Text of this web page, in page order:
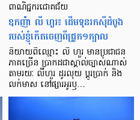
ពាណិជ្ជករជោគជ័យ
ឧកញ៉ា លី ហួរ៖ ដើមទុនរកស៊ីដំបូង
របស់ខ្ញុំកើតចេញពីជ្រូក១ក្បាល
និយាយ​ពី​ឈ្មោះ លី ហួរ មាន​ប្រជាជន​
ភាគ​ច្រើន ប្រាកដ​ជា​ស្គាល់​ច្បាស់​ណាស់
តាមរយៈ លីហួរ ដូរ​លុយ ប្តូរ​បា្រក់ និង​
លក់​មាស នៅ​ផ្សារ​អូរ​ឫ…